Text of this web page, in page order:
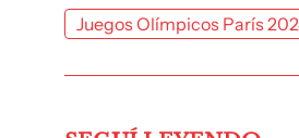
Juegos Olímpicos París